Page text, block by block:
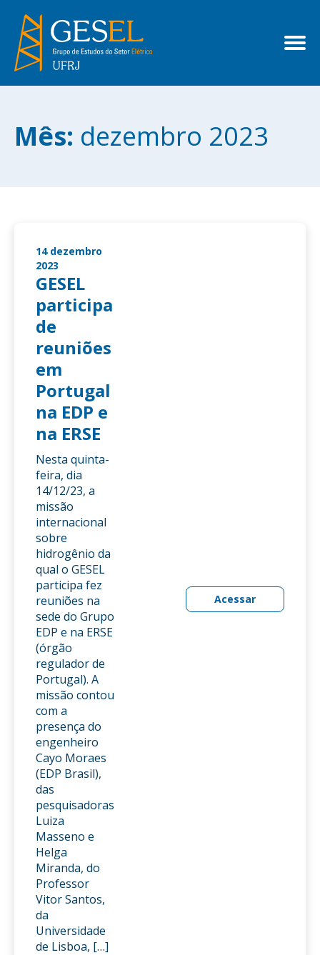
Mês: dezembro 2023
14 dezembro
2023
GESEL
participa
de
reuniões
em
Portugal
na EDP e
na ERSE
Nesta quinta-
feira, dia
14/12/23, a
missão
internacional
sobre
hidrogênio da
qual o GESEL
participa fez
reuniões na
sede do Grupo
EDP e na ERSE
(órgão
regulador de
Portugal). A
missão contou
com a
presença do
engenheiro
Cayo Moraes
(EDP Brasil),
das
pesquisadoras
Luiza
Masseno e
Helga
Miranda, do
Professor
Vitor Santos,
da
Universidade
de Lisboa, […]
Acessar